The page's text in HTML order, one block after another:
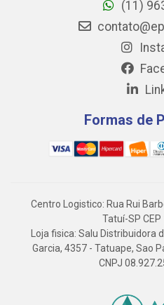
(11)
Formas de
Centro Logistico: Rua Rui
Tatuí-SP
Loja fisica: Salu Distribuidora
Garcia, 4357 - Tatuape, Sao
CNPJ